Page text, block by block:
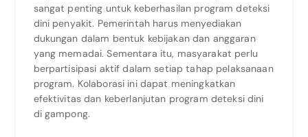
sangat penting untuk keberhasilan program deteksi
dini penyakit. Pemerintah harus menyediakan
dukungan dalam bentuk kebijakan dan anggaran
yang memadai. Sementara itu, masyarakat perlu
berpartisipasi aktif dalam setiap tahap pelaksanaan
program. Kolaborasi ini dapat meningkatkan
efektivitas dan keberlanjutan program deteksi dini
di gampong.